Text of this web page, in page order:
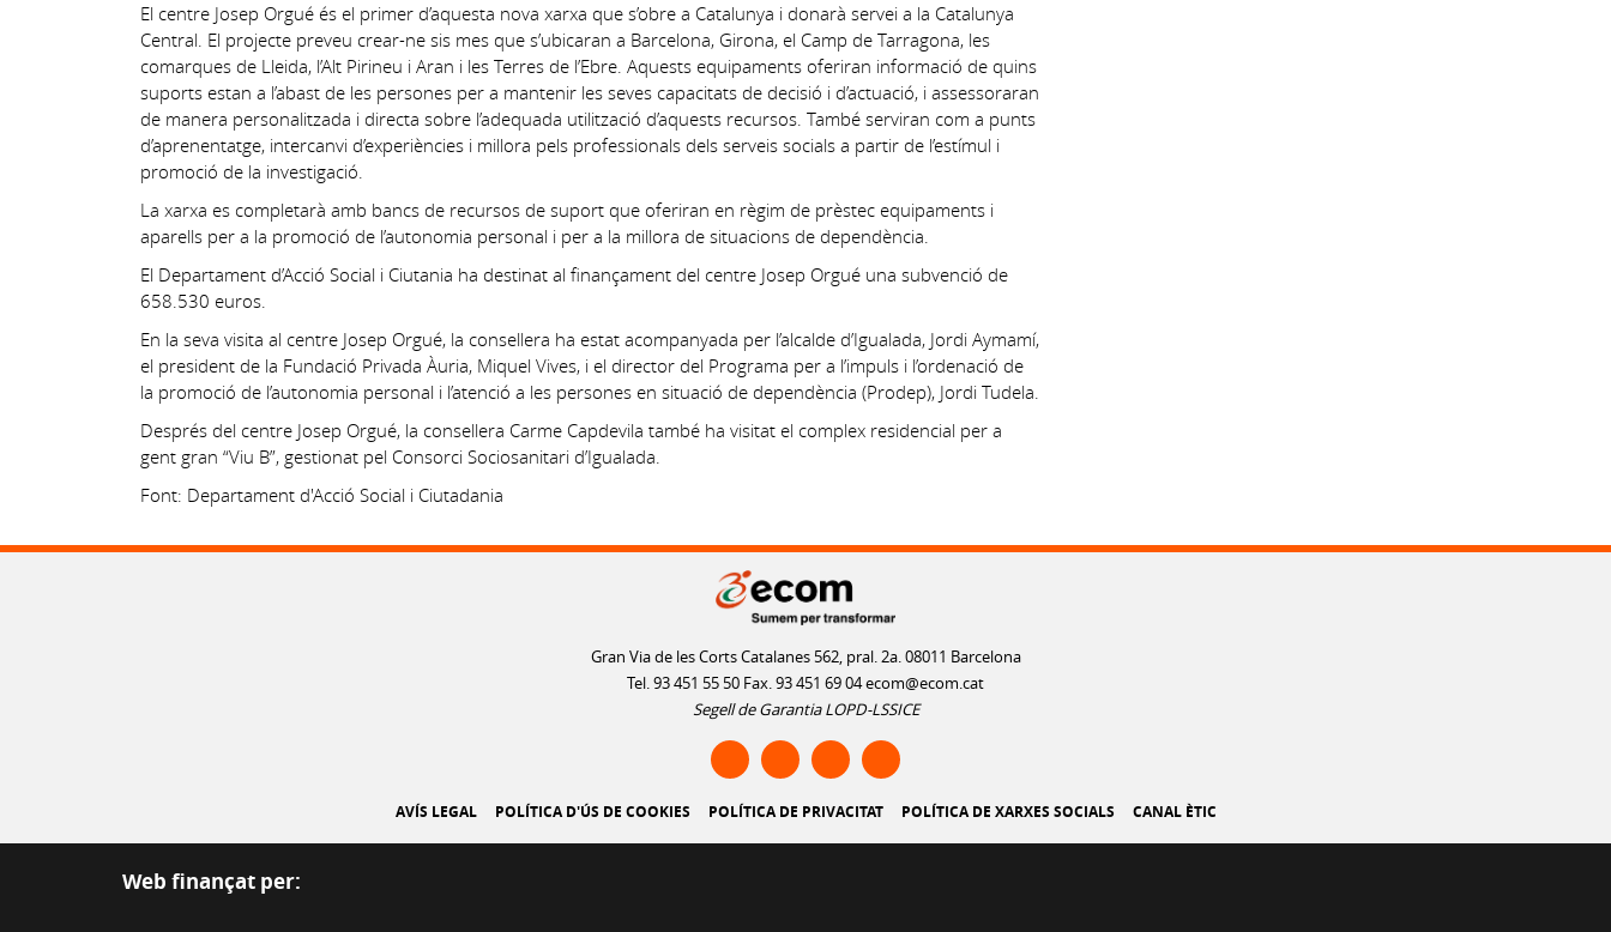
El centre Josep Orgué és el primer d’aquesta nova xarxa que s’obre a Catalunya i donarà servei a la Catalunya
Central. El projecte preveu crear-ne sis mes que s’ubicaran a Barcelona, Girona, el Camp de Tarragona, les
comarques de Lleida, l’Alt Pirineu i Aran i les Terres de l’Ebre. Aquests equipaments oferiran informació de quins
suports estan a l’abast de les persones per a mantenir les seves capacitats de decisió i d’actuació, i assessoraran
de manera personalitzada i directa sobre l’adequada utilització d’aquests recursos. També serviran com a punts
d’aprenentatge, intercanvi d’experiències i millora pels professionals dels serveis socials a partir de l’estímul i
promoció de la investigació.
La xarxa es completarà amb bancs de recursos de suport que oferiran en règim de prèstec equipaments i
aparells per a la promoció de l’autonomia personal i per a la millora de situacions de dependència.
El Departament d’Acció Social i Ciutania ha destinat al finançament del centre Josep Orgué una subvenció de
658.530 euros.
En la seva visita al centre Josep Orgué, la consellera ha estat acompanyada per l’alcalde d’Igualada, Jordi Aymamí,
el president de la Fundació Privada Àuria, Miquel Vives, i el director del Programa per a l’impuls i l’ordenació de
la promoció de l’autonomia personal i l’atenció a les persones en situació de dependència (Prodep), Jordi Tudela.
Després del centre Josep Orgué, la consellera Carme Capdevila també ha visitat el complex residencial per a
gent gran “Viu B”, gestionat pel Consorci Sociosanitari d’Igualada.
Font: Departament d'Acció Social i Ciutadania
Gran Via de les Corts Catalanes 562, pral. 2a. 08011 Barcelona
Tel. 93 451 55 50 Fax. 93 451 69 04ecom@ecom.cat
Segell de Garantia LOPD-LSSICE
AVÍS LEGAL POLÍTICA D'ÚS DE COOKIES POLÍTICA DE PRIVACITAT POLÍTICA DE XARXES SOCIALS CANAL ÈTIC
Web finançat per: